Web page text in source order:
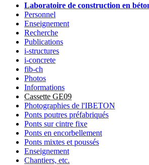
Laboratoire de construction en
Personnel
Enseignement
Recherche
Publications
i-structures
i-concrete
fib-ch
Photos
Informations
Cassette GE09
Photographies de l'IBETON
Ponts poutres préfabriqués
Ponts sur cintre fixe
Ponts en encorbellement
Ponts mixtes et poussés
Enseignement
Chantiers, etc.